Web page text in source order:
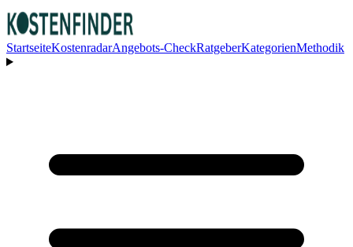
StartseiteKostenradarAngebots-CheckRatgeberKategorienMethodik